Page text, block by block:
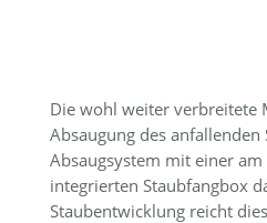
Die wohl weiter verbreitete
Absaugung des anfallenden
Absaugsystem mit einer
integrierten Staubfangbox
Staubentwicklung reicht